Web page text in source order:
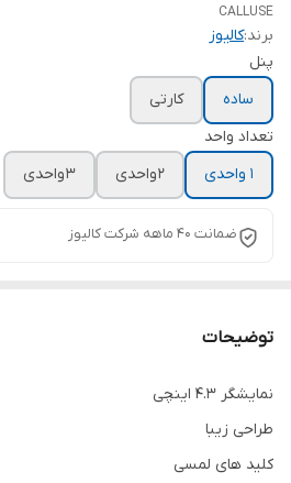
CALLUSE
برند:کالیوز
پنل
ساده
کارتی
تعداد واحد
1 واحدی
2 واحدی 3 واحدی
ضمانت ۴۰ ماهه شرکت کالیوز
توضیحات
نمایشگر 4.3 اینچی
طراحی زیبا
کلید های لمسی